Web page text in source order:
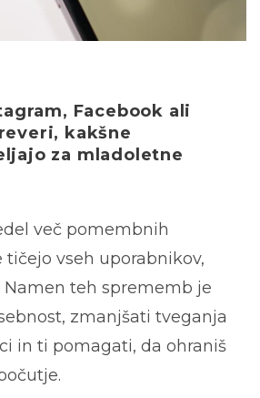
Facebook ali
kakšne
za mladoletne
več pomembnih
vseh uporabnikov,
Namen teh sprememb je
zmanjšati tveganja
in ti pomagati, da ohraniš